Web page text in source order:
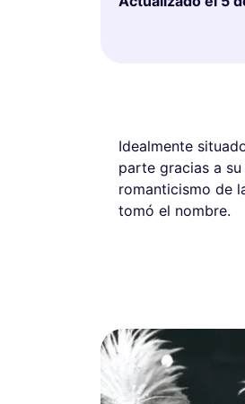
Idealmente
parte gracias a
romanticismo de
tomó el nombre.